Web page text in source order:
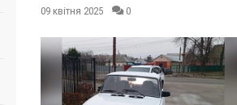
09 квітня 2025 0